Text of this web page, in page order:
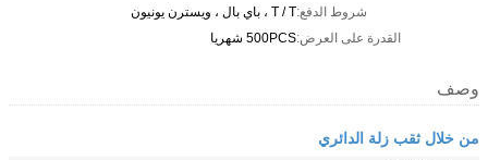
شروط الدفع:T / T ، باي بال ، ويسترن يونيون
القدرة على العرض:500PCS شهريا
وصف
من خلال ثقب زلة الدائري